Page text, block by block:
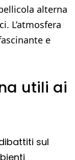
alterna
L’atmosfera
e
utili ai
sul